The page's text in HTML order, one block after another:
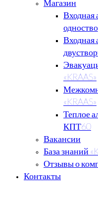
Магазин
Входная
Входная
«KRAAS»
«KRAAS»
Теплое
КПТ60
Вакансии
База знаний
Отзывы о
Контакты